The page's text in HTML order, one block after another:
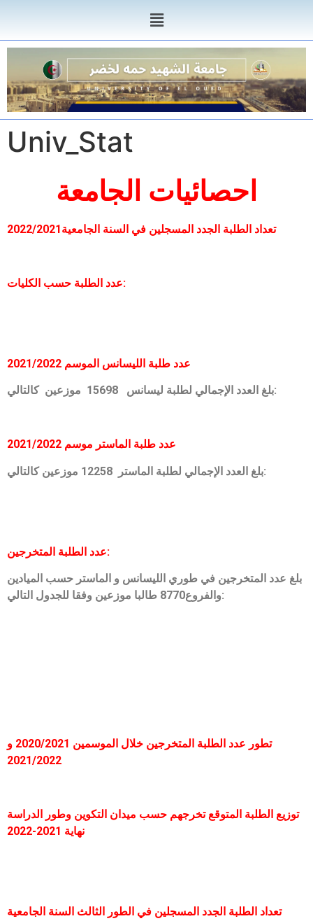
Univ_Stat
احصائيات الجامعة
تعداد الطلبة الجدد المسجلين في السنة الجامعية2022/2021
عدد الطلبة حسب الكليات:
عدد طلبة الليسانس الموسم 2021/2022
بلغ العدد الإجمالي لطلبة ليسانس 15698 موزعين كالتالي:
عدد طلبة الماستر موسم 2021/2022
بلغ العدد الإجمالي لطلبة الماستر 12258 موزعين كالتالي:
عدد الطلبة المتخرجين:
بلغ عدد المتخرجين في طوري الليسانس و الماستر حسب الميادين
والفروع8770 طالبا موزعين وفقا للجدول التالي:
تطور عدد الطلبة المتخرجين خلال الموسمين 2020/2021 و
2021/2022
توزيع الطلبة المتوقع تخرجهم حسب ميدان التكوين وطور الدراسة
نهاية 2021-2022
تعداد الطلبة الجدد المسجلين في الطور الثالث السنة الجامعية